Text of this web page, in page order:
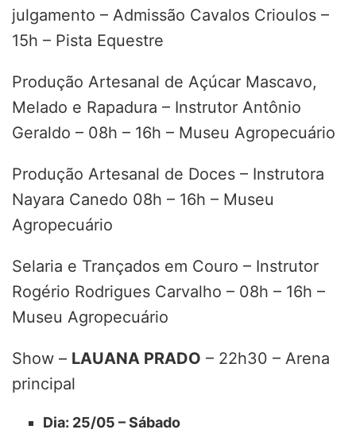
julgamento – Admissão Cavalos Crioulos –
15h – Pista Equestre
Produção Artesanal de Açúcar Mascavo,
Melado e Rapadura – Instrutor Antônio
Geraldo – 08h – 16h – Museu Agropecuário
Produção Artesanal de Doces – Instrutora
Nayara Canedo 08h – 16h – Museu
Agropecuário
Selaria e Trançados em Couro – Instrutor
Rogério Rodrigues Carvalho – 08h – 16h –
Museu Agropecuário
Show – LAUANA PRADO – 22h30 – Arena
principal
Dia: 25/05 – Sábado